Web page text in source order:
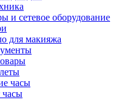
и сетевое оборудование
для макияжа
часы
часы